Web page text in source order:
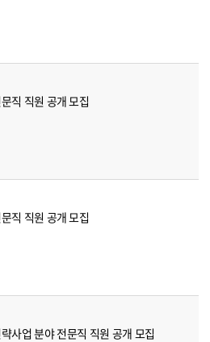
직 직원 공개 모집
직 직원 공개 모집
사업 분야 전문직 직원 공개 모집